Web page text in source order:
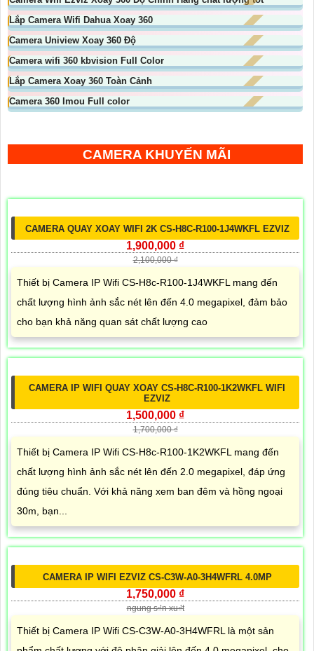
Lắp Camera Wifi Dahua Xoay 360
Camera Uniview Xoay 360 Độ
Camera wifi 360 kbvision Full Color
Lắp Camera Xoay 360 Toàn Cảnh
Camera 360 Imou Full color
CAMERA KHUYẾN MÃI
CAMERA QUAY XOAY WIFI 2K CS-H8C-R100-1J4WKFL EZVIZ
1,900,000 ₫
2,100,000 ₫
Thiết bị Camera IP Wifi CS-H8c-R100-1J4WKFL mang đến
chất lượng hình ảnh sắc nét lên đến 4.0 megapixel, đảm bảo
cho bạn khả năng quan sát chất lượng cao
CAMERA IP WIFI QUAY XOAY CS-H8C-R100-1K2WKFL WIFI
EZVIZ
1,500,000 ₫
1,700,000 ₫
Thiết bị Camera IP Wifi CS-H8c-R100-1K2WKFL mang đến
chất lượng hình ảnh sắc nét lên đến 2.0 megapixel, đáp ứng
đúng tiêu chuẩn. Với khả năng xem ban đêm và hồng ngoại
30m, bạn...
CAMERA IP WIFI EZVIZ CS-C3W-A0-3H4WFRL 4.0MP
1,750,000 ₫
ngung s₫n xu₫t
Thiết bị Camera IP Wifi CS-C3W-A0-3H4WFRL là một sản